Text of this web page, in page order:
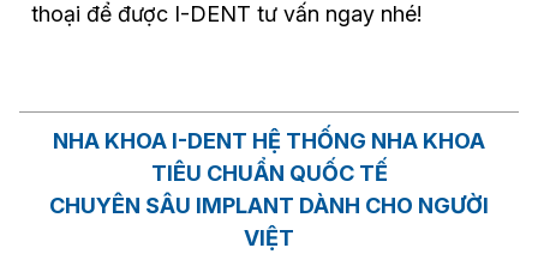
thoại để được I-DENT tư vấn ngay nhé!
NHA KHOA I-DENT HỆ THỐNG NHA KHOA
TIÊU CHUẨN QUỐC TẾ
CHUYÊN SÂU IMPLANT DÀNH CHO NGƯỜI
VIỆT